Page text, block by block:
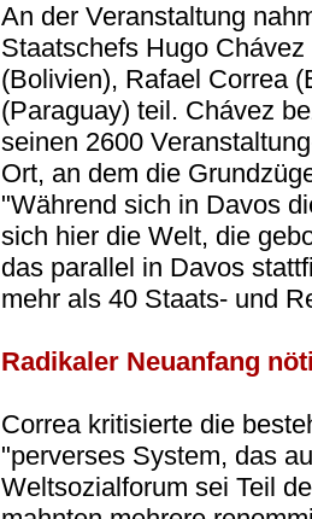
An der Veranstaltung
Staatschefs Hugo
(Bolivien), Rafael Correa
(Paraguay) teil. Chávez
seinen 2600
Ort, an dem die
"Während sich in Davos
sich hier die Welt, die
das parallel in Davos
mehr als 40 Staats- und
Radikaler Neuanfang
Correa kritisierte die
"perverses System, das
Weltsozialforum sei Teil